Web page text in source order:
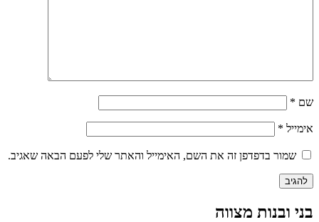
שם *
אימייל *
שמור בדפדפן זה את השם, האימייל והאתר שלי לפעם הבאה שאגיב.
בני ובנות מצווה